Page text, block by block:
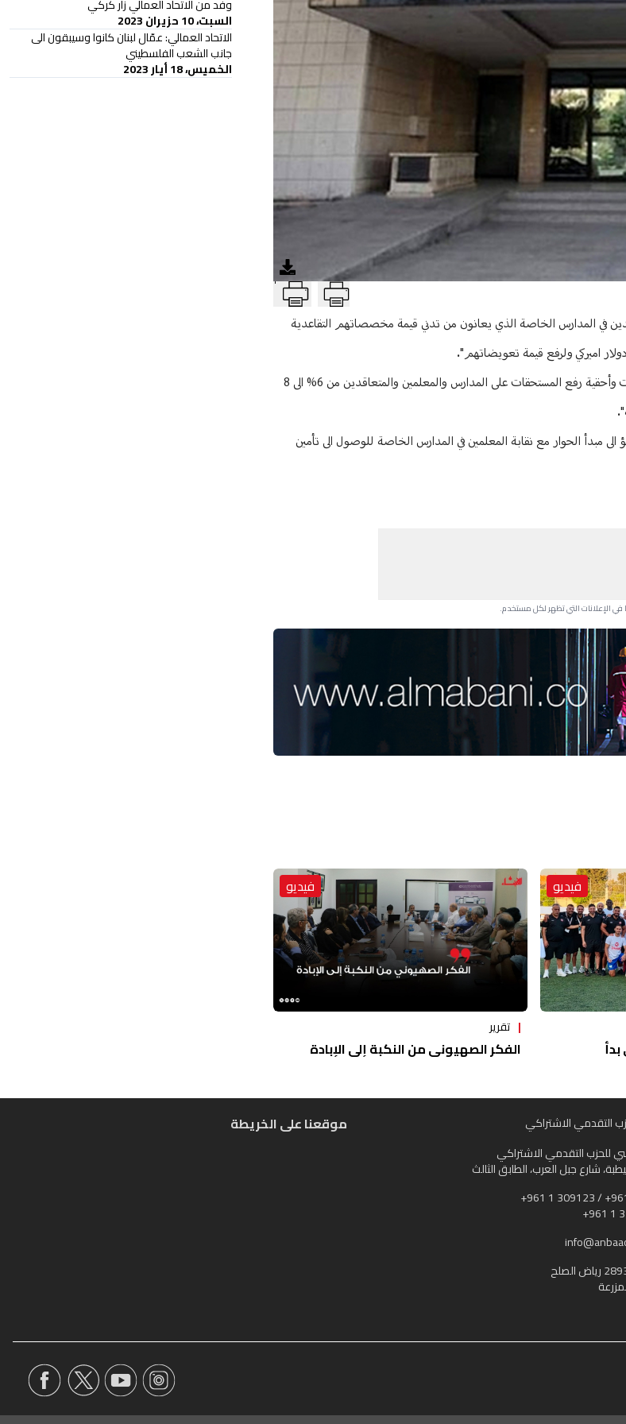
T
في المدارس الخاصة الذي يعانون من تدني قيمة مخصصاتهم التقاعدية
وأكد في بيان "حتمية التزام براءة الذمة التي تلزم بتسديد مستحقات المدارس الى صندوق التعويضات وأحقية رفع المستحقات على المدارس والمعلمين والمتعاقدين من 6% الى 8
مبدأ الحوار مع نقابة المعلمين في المدارس الخاصة للوصول الى تأمين
فيديو فيديو
تقرير
الفكر الصهيوني من النكبة إلى الإبادة
وفد من الاتحاد العمالي زار كركي
السبت، 10 حزيران 2023
الاتحاد العمالي: عمّال لبنان كانوا وسيبقون الى
جانب الشعب الفلسطيني
الخميس، 18 أيار 2023
التقدمي الاشتراكي
للحزب التقدمي الاشتراكي
شارع جبل العرب، الطابق الثالث
+961 1 309123 /
+961 1
موقعنا على الخريطة